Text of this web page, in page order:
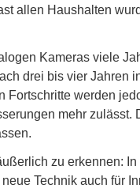
allen Haushalten
Kameras viele
drei bis vier Jahren
Fortschritte werden
mehr
zu erkennen:
Technik auch für